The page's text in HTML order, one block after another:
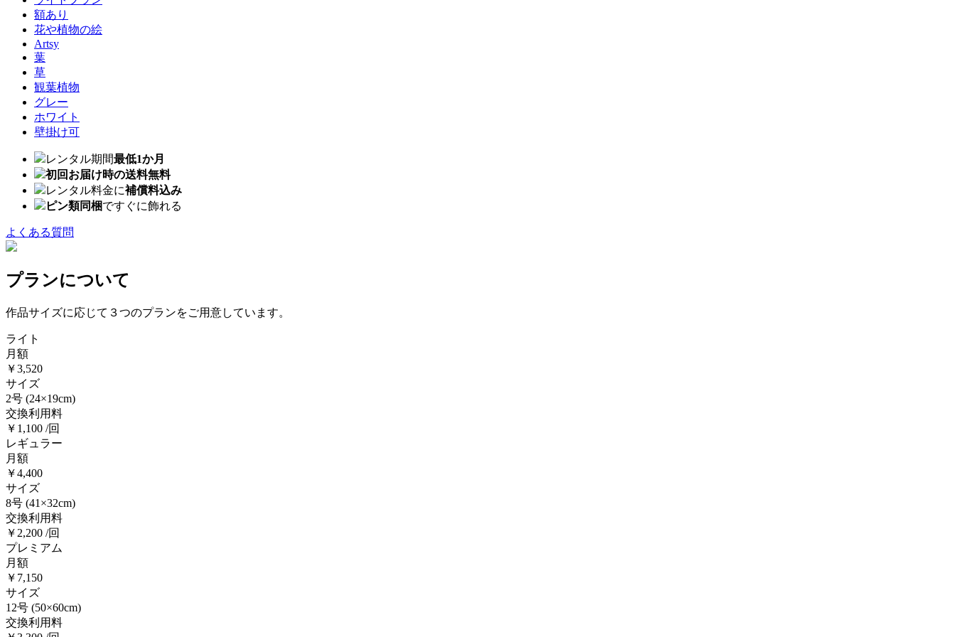
額あり
花や植物の絵
Artsy
葉
草
観葉植物
グレー
ホワイト
壁掛け可
レンタル期間最低1か月
初回お届け時の送料無料
レンタル料金に補償料込み
ピン類同梱ですぐに飾れる
よくある質問
プランについて
作品サイズに応じて３つのプランをご用意しています。
ライト
月額
￥3,520
サイズ
2号 (24×19cm)
交換利用料
￥1,100 /回
レギュラー
月額
￥4,400
サイズ
8号 (41×32cm)
交換利用料
￥2,200 /回
プレミアム
月額
￥7,150
サイズ
12号 (50×60cm)
交換利用料